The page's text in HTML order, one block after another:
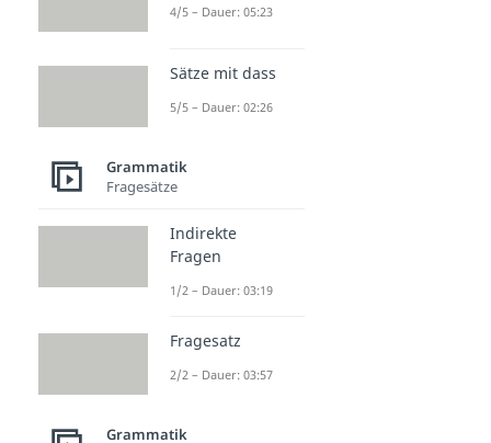
4/5 – Dauer: 05:23
Sätze mit dass
5/5 – Dauer: 02:26
Grammatik
Fragesätze
Indirekte
Fragen
1/2 – Dauer: 03:19
Fragesatz
2/2 – Dauer: 03:57
Grammatik